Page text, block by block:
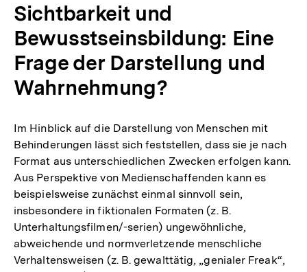
Sichtbarkeit und
Bewusstseinsbildung: Eine
Frage der Darstellung und
Wahrnehmung?
Im Hinblick auf die Darstellung von Menschen mit
Behinderungen lässt sich feststellen, dass sie je nach
Format aus unterschiedlichen Zwecken erfolgen kann.
Aus Perspektive von Medienschaffenden kann es
beispielsweise zunächst einmal sinnvoll sein,
insbesondere in fiktionalen Formaten (z. B.
Unterhaltungsfilmen/-serien) ungewöhnliche,
abweichende und normverletzende menschliche
Verhaltensweisen (z. B. gewalttätig, „genialer Freak“,